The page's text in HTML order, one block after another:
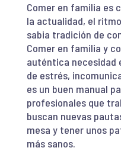
Comer en familia es
la actualidad, el
sabia tradición de
Comer en familia y
auténtica necesidad
de estrés,
es un buen manual
profesionales que
buscan nuevas
mesa y tener unos
más sanos.